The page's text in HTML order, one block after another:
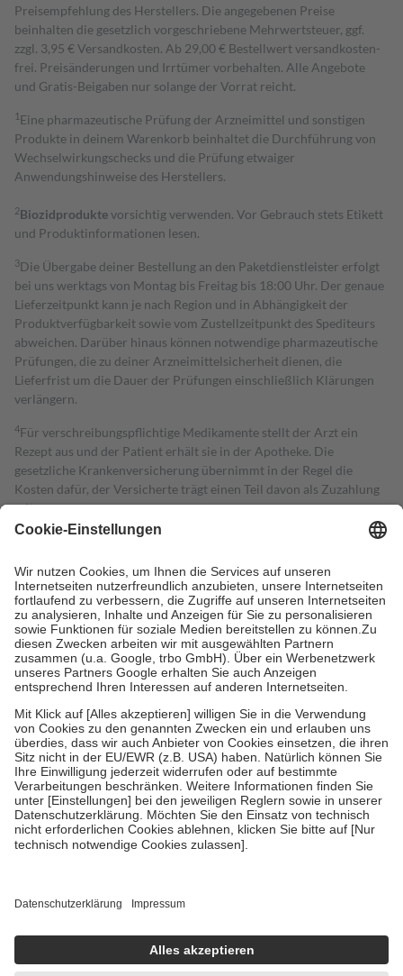
Preisempfehlung des Herstellers. Die angegebenen Preise
beinhalten die gesetzlich vorgeschriebene Mehrwertsteuer, ggf.
zzgl. 3,95 € Versandkosten. Ab 29,00 € Bestell­wert versand­kosten­
frei. Preisänderungen und Irrtümer vorbehalten. Alle Angebote
und Gratis-Beigaben nur solange der Vorrat reicht.
1 Eine pharmazeutische Prüfung der Arzneimittel und sonstigen
Produkte in deinem Warenkorb beinhaltet die Durchführung von
Wechselwirkungschecks und die Prüfung etwaiger
Anwendungshinweise des Herstellers.
2Biozidproduktevorsichtig verwenden. Vor Gebrauch stets Etikett
und Produktinformationen lesen.
3Die Übergabe deiner Bestellung an den Paketdienstleister erfolgt
bei uns werktags von Montag bis Freitag bis 18:00 Uhr. Der genaue
Lieferzeitpunkt kann je nach Region und in Abhängigkeit der
Produktverfügbarkeit sowie vom Zustellzeitpunkt des Spediteurs
abweichen. Darüber hinaus können notwendige pharmazeutische
Prüfungen, die zu deiner Arzneimittelsicherheit dienen, die
Lieferfrist um die Dauer der Prüfungen einschließlich Klärungen
verlängern.
4Für verschreibungspflichtige Medikamente stellt der Arzt ein
Rezept aus und der Patient erhält sie in der Apotheke. Die
gesetzliche Krankenversicherung übernimmt in der Regel die
Kosten dafür, der Versicherte trägt einen Teil davon als Zuzahlung
mit.
Grundsätzlich leisten Mitglieder Zuzahlungen in Höhe von zehn
höchstens zehn Euro.
Es sind jedoch nie mehr als die tatsächlichen
Kosten der Leistung zu entrichten.
Diese Regeln gelten grundsätzlich auch für Online-Apotheken.
Bei Heilmitteln und häuslicher Krankenpflege beträgt die
Zuzahlung zehn Prozent der Kosten sowie zehn Euro je
Verordnung.
Um das Engagement der Versicherten für ihre eigene Gesundheit zu
stärken und die besondere Stellung der Familie zu unterstützen,
fallenkeine Zuzahlungenan bei:
• Kindern und Jugendlichen bis zum vollendeten 18. Lebensjahr
mit Ausnahme der Fahrkosten
• Untersuchungen zur Vorsorge und Früherkennung, die von der
GKV getragen werden
• empfohlenen Schutzimpfungen
• Harn- und Blutteststreifen
getroffen, um sicherzustellen, dass es sich um echte Bewertungen
https://help.etrusted.com/hc/de/articles/4419944605341
Einige Bilder und Inhalte wurden unter Zuhilfenahme künstlicher